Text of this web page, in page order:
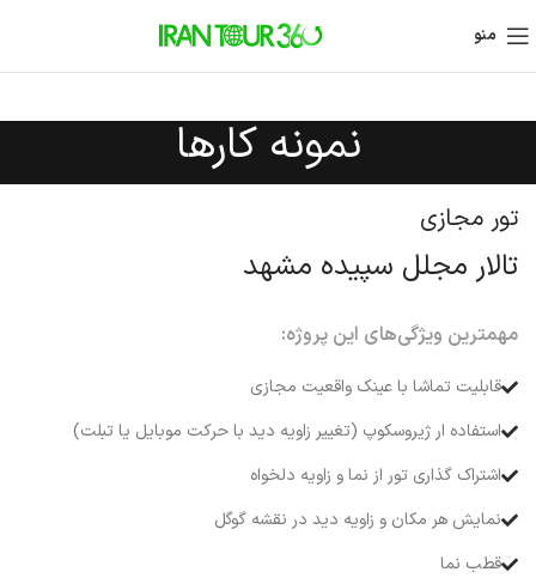
منو
نمونه کارها
تور مجازی
تالار مجلل سپیده مشهد
مهمترین ویژگی‌های این پروژه:
قابلیت تماشا با عینک واقعیت مجازی
استفاده ار ژیروسکوپ (تغییر زاویه دید با حرکت موبایل یا تبلت)
اشتراک گذاری تور از نما و زاویه دلخواه
نمایش هر مکان و زاویه دید در نقشه گوگل
قطب نما